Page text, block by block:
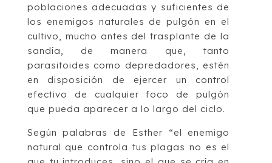
poblaciones adecuadas y suficientes de
los enemigos naturales de pulgón en el
cultivo, mucho antes del trasplante de la
sandía, de manera que, tanto
parasitoides como depredadores, estén
en disposición de ejercer un control
efectivo de cualquier foco de pulgón
que pueda aparecer a lo largo del ciclo.
Según palabras de Esther “el enemigo
natural que controla tus plagas no es el